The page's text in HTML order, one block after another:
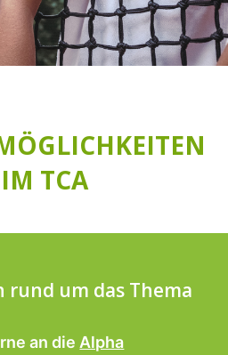
TCA
rund um das Thema
an die Alpha